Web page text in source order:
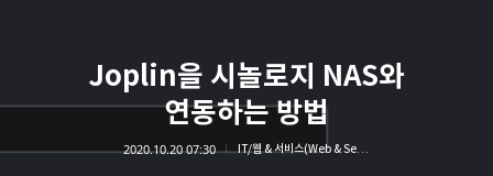
Joplin을 시놀로지 NAS와
연동하는 방법
2020.10.20 07:30